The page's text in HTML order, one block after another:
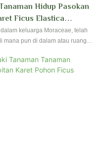
Hidup Pasokan
Ficus Elastica
keluarga Moraceae, telah
mana pun di dalam atau ruang
ficus berkualitas tinggi sejak
reservasi dan perkebunan